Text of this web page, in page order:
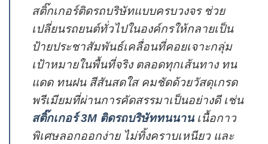
สติ๊กเกอร์ติดรถบริษัทแบบครบวงจร ช่วย
เปลี่ยนรถยนต์ทั่วไปในองค์กรให้กลายเป็น
ป้ายประชาสัมพันธ์เคลื่อนที่คอยเจาะกลุ่ม
เป้าหมายในพื้นที่จริง ตลอดทุกเส้นทาง ทน
แดด ทนฝน สีสันสดใส คมชัดด้วยวัสดุเกรด
พรีเมียมที่ผ่านการคัดสรรมาเป็นอย่างดี เช่น
สติ๊กเกอร์ 3M ติดรถบริษัททนนานเนื้อกาว
พิเศษลอกออกง่าย ไม่ทิ้งคราบเหนียว และ